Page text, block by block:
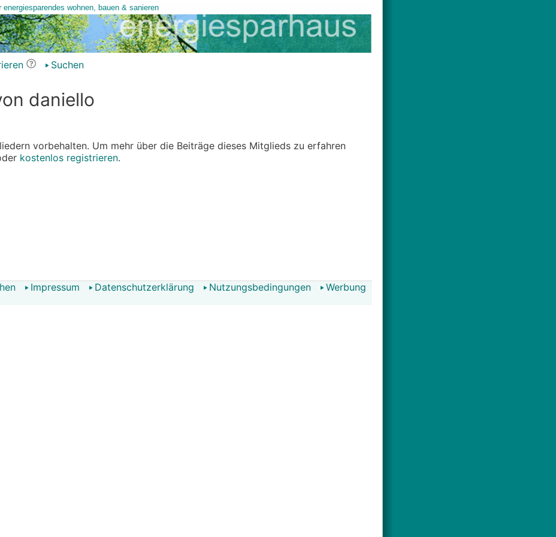
Suchen
daniello
vorbehalten. Um mehr über die Beiträge dieses Mitglieds zu erfahren
kostenlos registrieren.
Impressum Datenschutzerklärung Nutzungsbedingungen Werbung